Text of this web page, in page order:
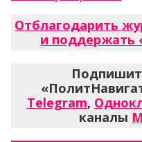
Отблагодарить
и поддержать
Telegram,
каналы